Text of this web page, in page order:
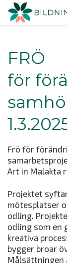
FRÖ
för
Frö för
Art in Malakta
Projektet
mötesplatser
odling.
odling som en
kreativa
bygger broar
Målsättningen